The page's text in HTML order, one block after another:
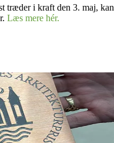
træder i kraft den 3. maj, kan
Læs mere hér.